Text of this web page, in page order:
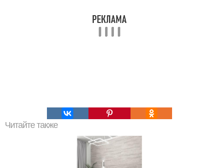
Читайте также